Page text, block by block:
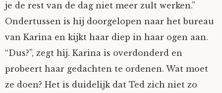
Vrolijke Dondersteen
je de rest van de dag niet meer zult werken.”
Ondertussen is hij doorgelopen naar het bureau
van Karina en kijkt haar diep in haar ogen aan.
“Dus?”, zegt hij. Karina is overdonderd en
probeert haar gedachten te ordenen. Wat moet
ze doen? Het is duidelijk dat Ted zich niet zo